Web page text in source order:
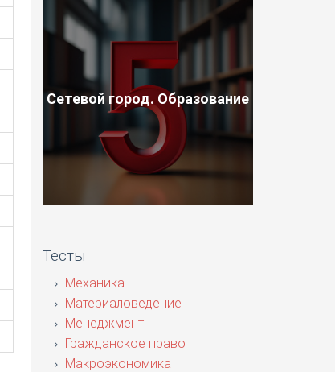
Сетевой город. Образование
Тесты
Механика
Материаловедение
Менеджмент
Гражданское право
Макроэкономика